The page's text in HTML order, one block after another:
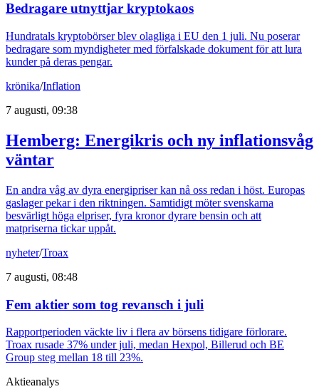
Bedragare utnyttjar kryptokaos
Hundratals kryptobörser blev olagliga i EU den 1 juli. Nu poserar
bedragare som myndigheter med förfalskade dokument för att lura
kunder på deras pengar.
krönika/Inflation
7 augusti, 09:38
Hemberg: Energikris och ny inflationsvåg
väntar
En andra våg av dyra energipriser kan nå oss redan i höst. Europas
gaslager pekar i den riktningen. Samtidigt möter svenskarna
besvärligt höga elpriser, fyra kronor dyrare bensin och att
matpriserna tickar uppåt.
nyheter/Troax
7 augusti, 08:48
Fem aktier som tog revansch i juli
Rapportperioden väckte liv i flera av börsens tidigare förlorare.
Troax rusade 37% under juli, medan Hexpol, Billerud och BE
Group steg mellan 18 till 23%.
Aktieanalys